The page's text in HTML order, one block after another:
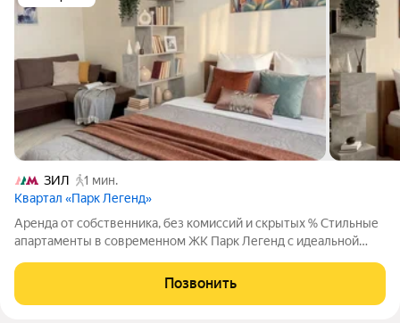
ЗИЛ
1 мин.
Квартал «Парк Легенд»
Аренда от собственника, без комиссий и скрытых % Стильные
апартаменты в современном ЖК Парк Легенд с идеальной
Бесконтактное заселение Заселение с 15:00, выезд до 11:00.
После оплаты
Позвонить